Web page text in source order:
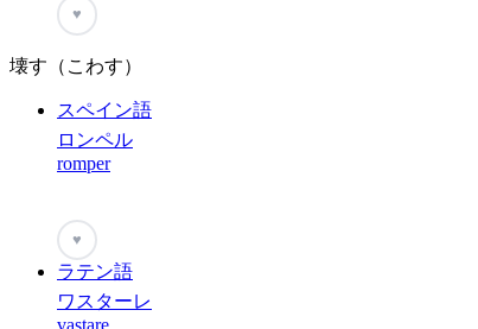
♥
壊す（こわす）
スペイン語
ロンペル
romper
♥
ラテン語
ワスターレ
vastare